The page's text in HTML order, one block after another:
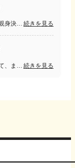
続きを見る
続きを見る